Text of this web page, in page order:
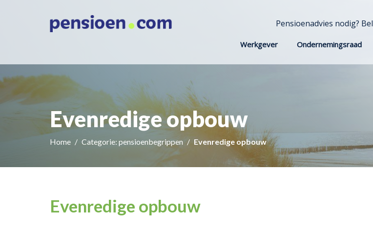
Pensioenadvies nodig? Bel
Werkgever Ondernemingsraad
Evenredige opbouw
Home Categorie: pensioenbegrippen Evenredige opbouw
Evenredige opbouw